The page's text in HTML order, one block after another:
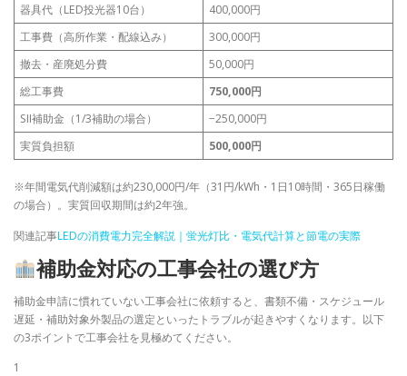
器具代（LED投光器10台）
400,000円
工事費（高所作業・配線込み）
300,000円
撤去・産廃処分費
50,000円
総工事費
750,000円
SII補助金（1/3補助の場合）
−250,000円
実質負担額
500,000円
※年間電気代削減額は約230,000円/年（31円/kWh・1日10時間・365日稼働
の場合）。実質回収期間は約2年強。
関連記事LEDの消費電力完全解説｜蛍光灯比・電気代計算と節電の実際
補助金対応の工事会社の選び方
補助金申請に慣れていない工事会社に依頼すると、書類不備・スケジュール
遅延・補助対象外製品の選定といったトラブルが起きやすくなります。以下
の3ポイントで工事会社を見極めてください。
1